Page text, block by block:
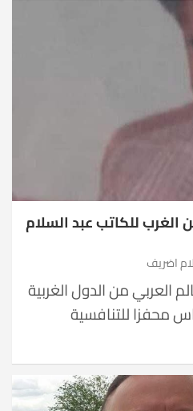
الغرب للكاتب عبد السلام
اضريف
العربي من الدول الغربية
محفزا للتنافسية